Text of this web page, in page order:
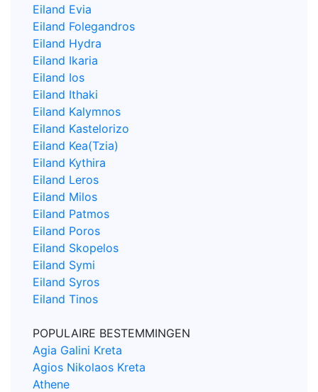
Eiland Evia
Eiland Folegandros
Eiland Hydra
Eiland Ikaria
Eiland Ios
Eiland Ithaki
Eiland Kalymnos
Eiland Kastelorizo
Eiland Kea(Tzia)
Eiland Kythira
Eiland Leros
Eiland Milos
Eiland Patmos
Eiland Poros
Eiland Skopelos
Eiland Symi
Eiland Syros
Eiland Tinos
POPULAIRE BESTEMMINGEN
Agia Galini Kreta
Agios Nikolaos Kreta
Athene